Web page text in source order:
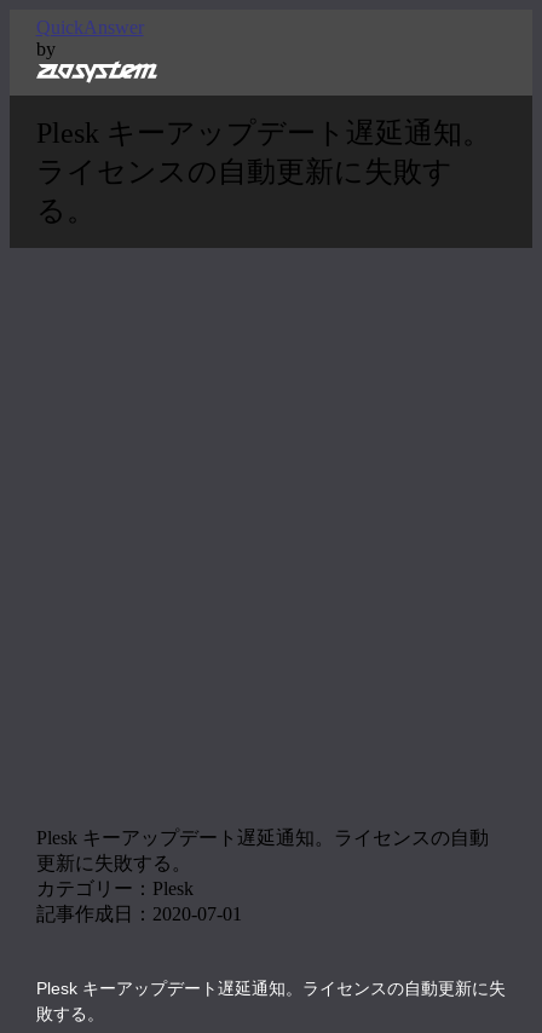
QuickAnswer
by
Plesk キーアップデート遅延通知。
ライセンスの自動更新に失敗す
る。
Plesk キーアップデート遅延通知。ライセンスの自動
更新に失敗する。
カテゴリー：Plesk
記事作成日：2020-07-01
Plesk キーアップデート遅延通知。ライセンスの自動更新に失
敗する。